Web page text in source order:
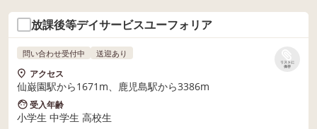
放課後等デイサービスユーフォリア
リストに
保存
問い合わせ受付中 送迎あり
アクセス
仙巌園駅から1671m、鹿児島駅から3386m
受入年齢
小学生 中学生 高校生